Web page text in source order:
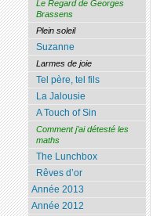
Le Regard de Georges
Brassens
Plein soleil
Suzanne
Larmes de joie
Tel père, tel fils
La Jalousie
A Touch of Sin
Comment j’ai détesté les
maths
The Lunchbox
Rêves d’or
Année 2013
Année 2012